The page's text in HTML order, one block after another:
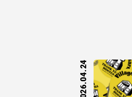
2026.04.24